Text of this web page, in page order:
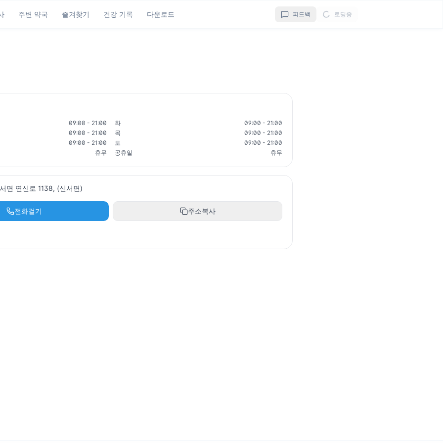
주변 약국 즐겨찾기 건강 기록 다운로드 피드백 로딩중
09:00 - 21:00 화
09:00 - 21:00
09:00 - 21:00 목
09:00 - 21:00
09:00 - 21:00 토
09:00 - 21:00
휴무 공휴일 휴무
면 연신로 1138, (신서면)
전화걸기 주소복사